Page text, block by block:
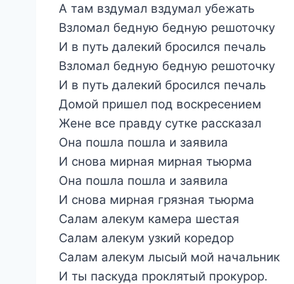
А там вздумал вздумал убежать
Взломал бедную бедную решоточку
И в путь далекий бросился печаль
Взломал бедную бедную решоточку
И в путь далекий бросился печаль
Домой пришел под воскресением
Жене все правду сутке рассказал
Она пошла пошла и заявила
И снова мирная мирная тьюрма
Она пошла пошла и заявила
И снова мирная грязная тьюрма
Салам алекум камера шестая
Салам алекум узкий коредор
Салам алекум лысый мой начальник
И ты паскуда проклятый прокурор.